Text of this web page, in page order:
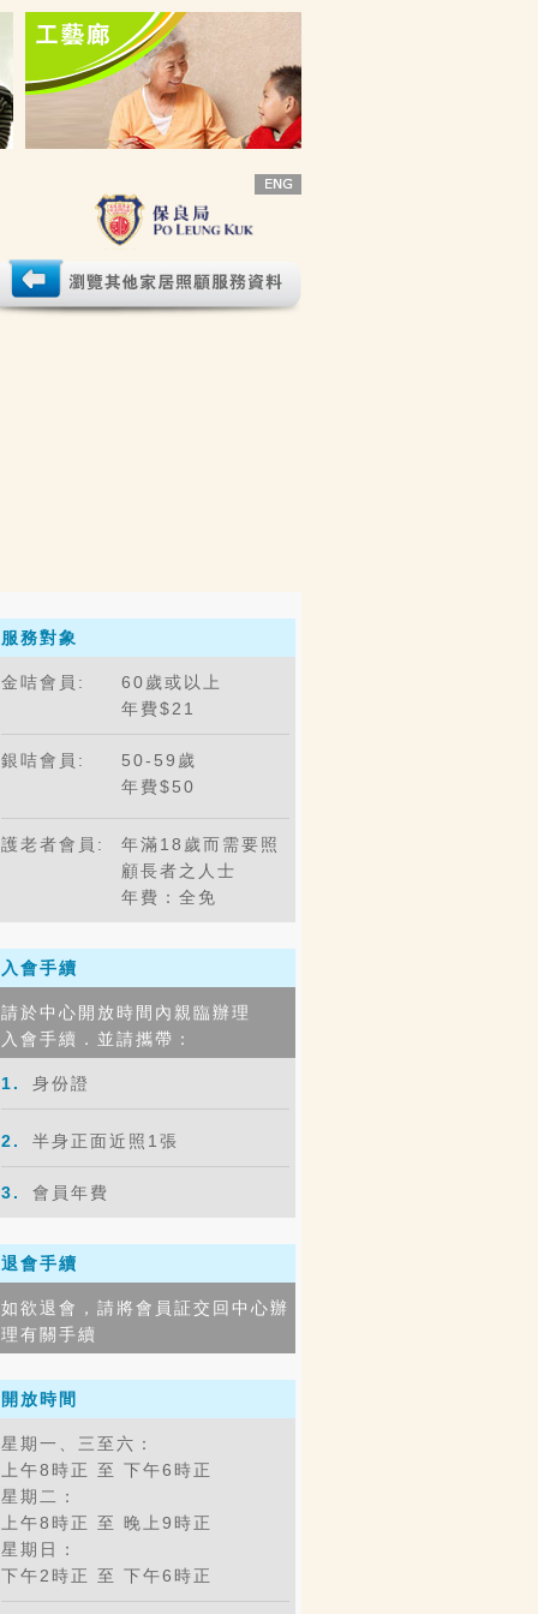
服務對象
金咭會員:
60歲或以上
年費$21
銀咭會員:
50-59歲
年費$50
護老者會員:
年滿18歲而需要照
顧長者之人士
年費：全免
入會手續
請於中心開放時間內親臨辦理
入會手續．並請攜帶：
1. 身份證
2. 半身正面近照1張
3. 會員年費
退會手續
如欲退會，請將會員証交回中心辦
理有關手續
開放時間
星期一、三至六：
上午8時正 至 下午6時正
星期二：
上午8時正 至 晚上9時正
星期日：
下午2時正 至 下午6時正